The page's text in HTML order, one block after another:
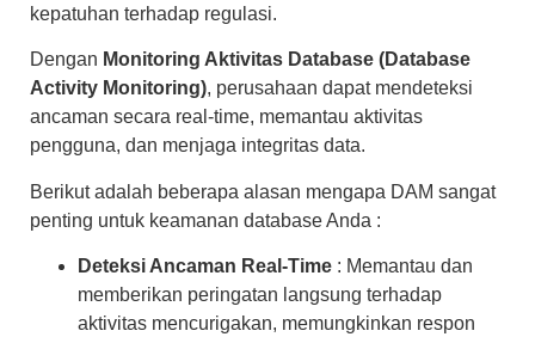
kepatuhan terhadap regulasi.
Dengan Monitoring Aktivitas Database (Database
Activity Monitoring), perusahaan dapat mendeteksi
ancaman secara real-time, memantau aktivitas
pengguna, dan menjaga integritas data.
Berikut adalah beberapa alasan mengapa DAM sangat
penting untuk keamanan database Anda :
Deteksi Ancaman Real-Time : Memantau dan
memberikan peringatan langsung terhadap
aktivitas mencurigakan, memungkinkan respon